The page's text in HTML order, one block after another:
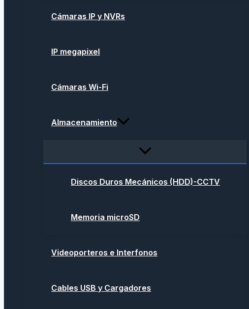
Cámaras IP y NVRs
IP megapixel
Cámaras Wi-Fi
Almacenamiento
Discos Duros Mecánicos (HDD)-CCTV
Memoria microSD
Videoporteros e Interfonos
Cables USB y Cargadores